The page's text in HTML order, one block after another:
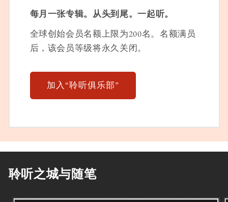
每月一张专辑。从头到尾。一起听。
全球创始会员名额上限为200名。名额满员
后，该会员等级将永久关闭。
加入“聆听俱乐部”
聆听之城与随笔